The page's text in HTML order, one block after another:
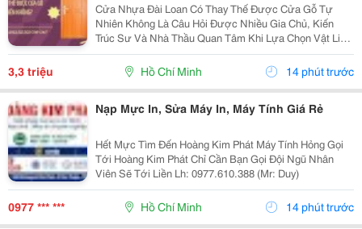
Cửa Nhựa Đài Loan Có Thay Thế Được Cửa Gỗ Tự
Nhiên Không Là Câu Hỏi Được Nhiều Gia Chủ, Kiến
Trúc Sư Và Nhà Thầu Quan Tâm Khi Lựa Chọn Vật Liệu
Cửa Cho Các Công Trình Hiện Đại. Trong Bối Cảnh Giá
Gỗ Tự Nhiên Ngày Càng Cao, Khai Thác Gỗ Gây Áp
Lực Lên...
3,3 triệu Hồ Chí Minh 14 phút trước
Nạp Mực In, Sửa Máy In, Máy Tính Giá Rẻ
Hết Mực Tìm Đến Hoàng Kim Phát Máy Tính Hỏng Gọi
Tới Hoàng Kim Phát Chỉ Cần Bạn Gọi Đội Ngũ Nhân
Viên Sẽ Tới Liền Lh: 0977.610.388 (Mr: Duy)
0977 *** *** Hồ Chí Minh 14 phút trước